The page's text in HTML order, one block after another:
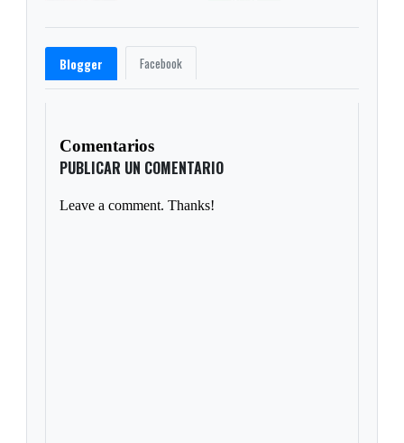
Blogger Facebook
Comentarios
PUBLICAR UN COMENTARIO
Leave a comment. Thanks!